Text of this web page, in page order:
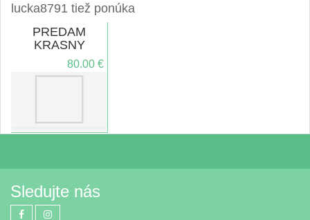
lucka8791 tiež ponúka
PREDAM
KRASNY
KOCIK80.00 €
Sledujte nás